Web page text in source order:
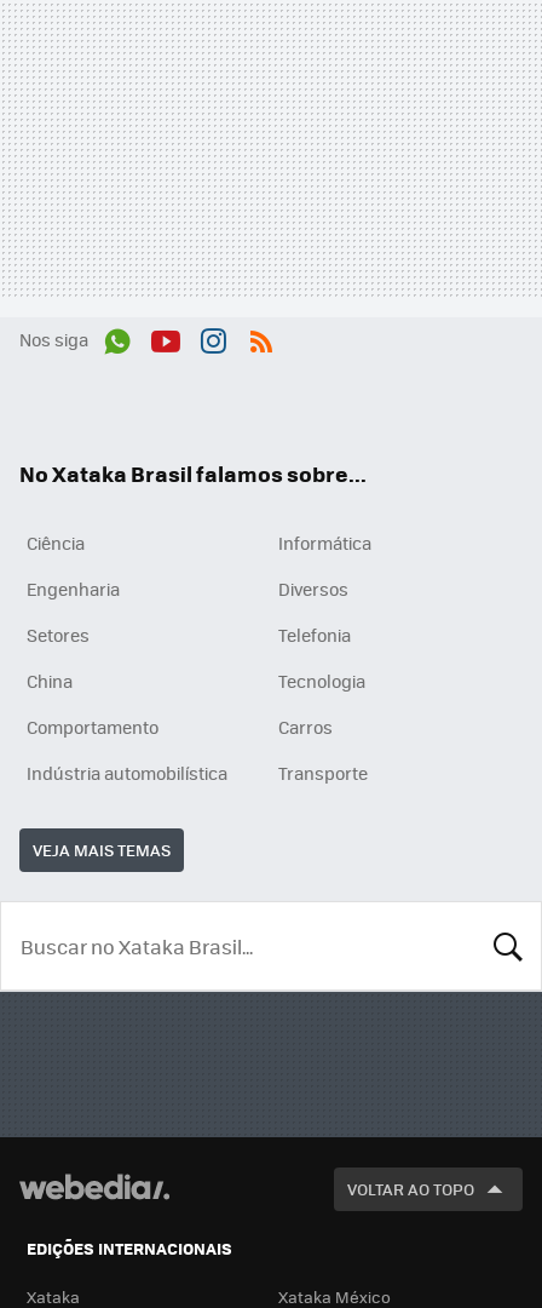
Nos siga
No Xataka Brasil falamos sobre...
Ciência
Informática
Engenharia
Diversos
Setores
Telefonia
China
Tecnologia
Comportamento
Carros
Indústria automobilística
Transporte
VEJA MAIS TEMAS
VOLTAR AO TOPO
EDIÇÕES INTERNACIONAIS
Xataka Xataka México